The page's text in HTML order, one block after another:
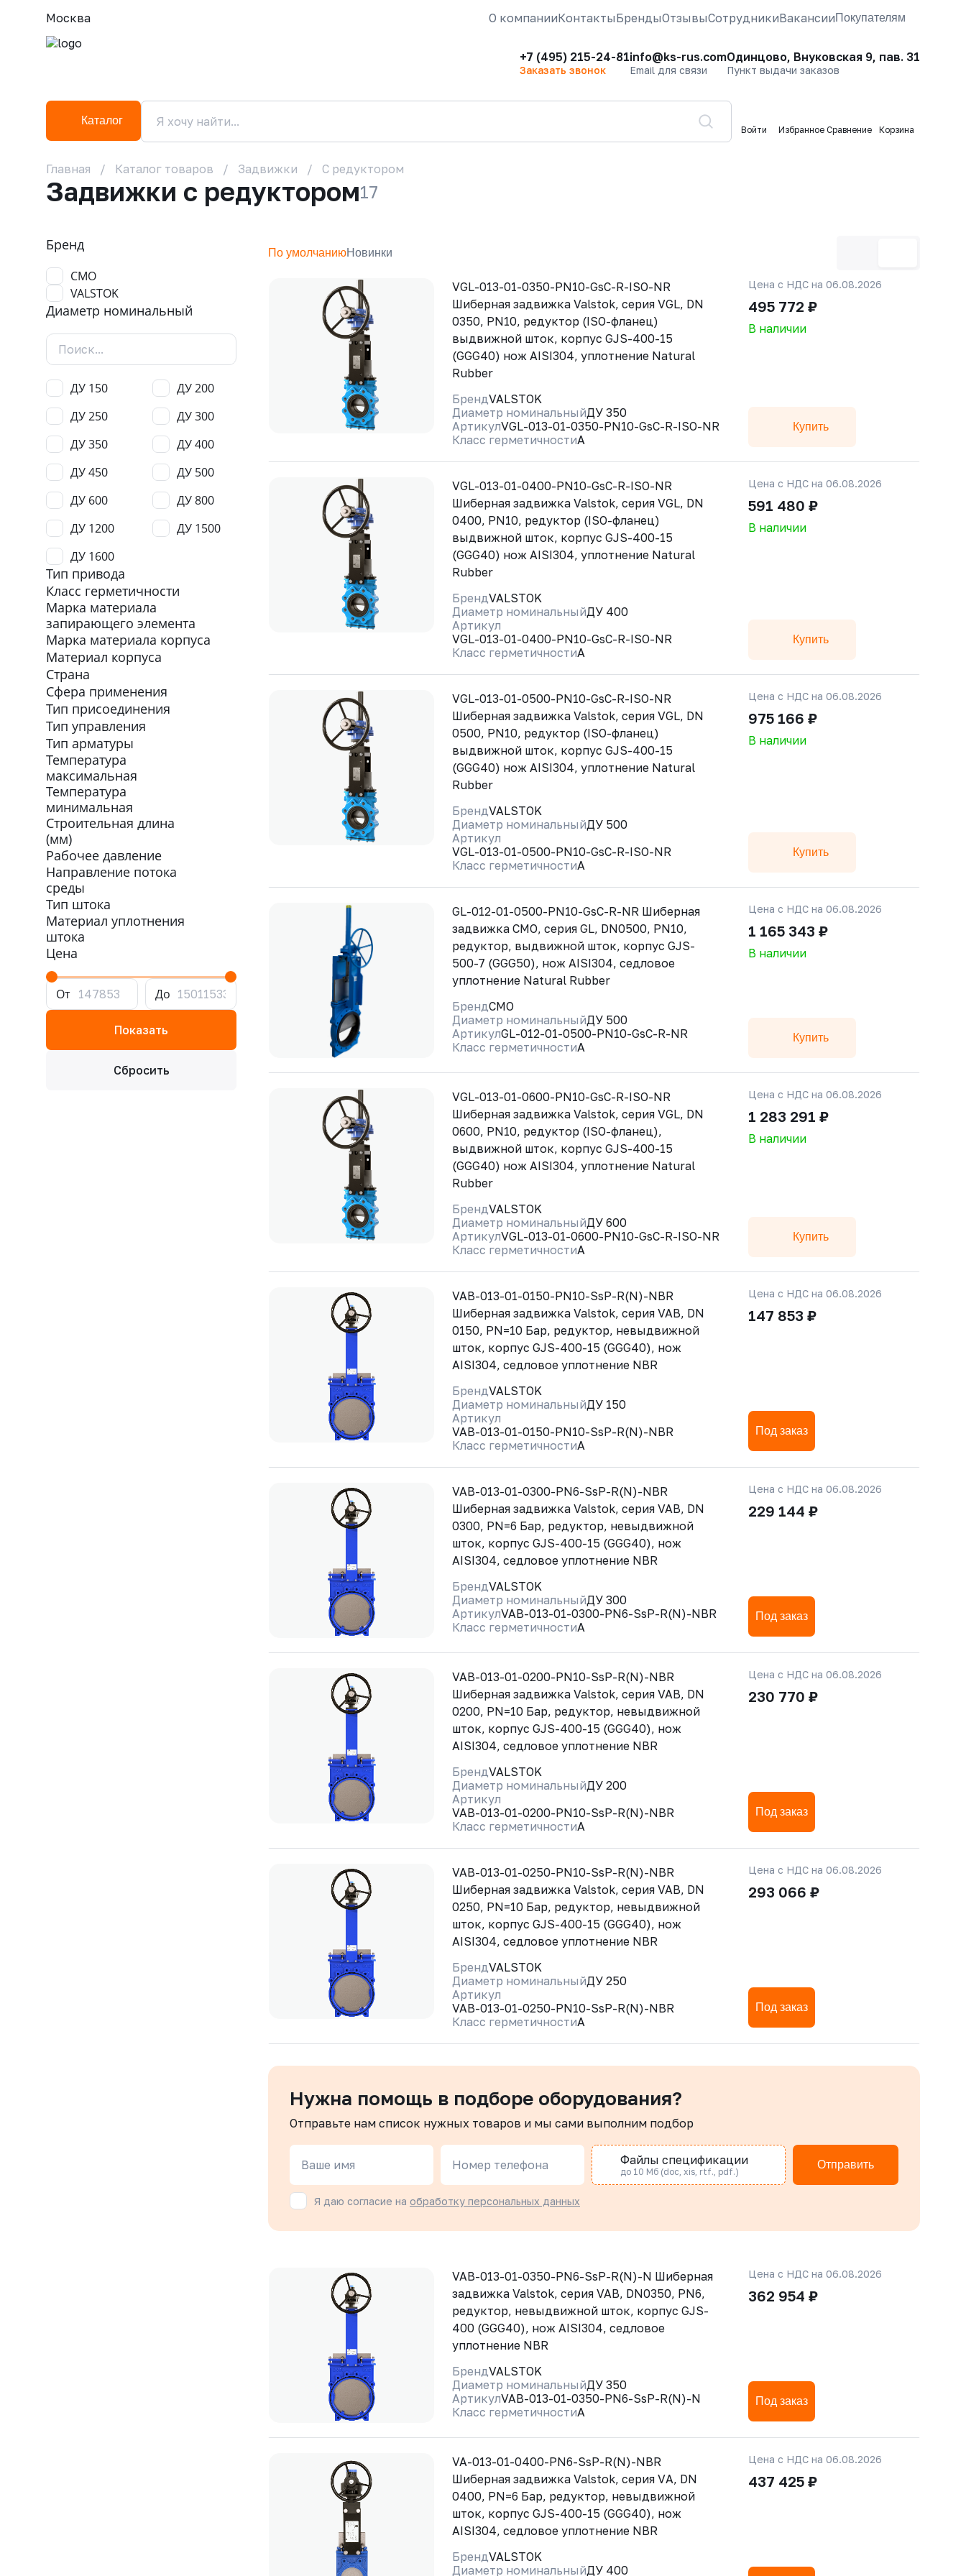
Москва О компанииКонтактыБрендыОтзывыСотрудникиВакансииПокупателям
+7 (495) 215-24-81
Заказать звонок
info@ks-rus.com
Email для связи
Одинцово, Внуковская 9, пав. 31
Пункт выдачи заказов
Каталог
Войти Избранное Сравнение Корзина
Главная Каталог товаров Задвижки С редуктором
Задвижки с редуктором17
Бренд
CMO
VALSTOK
Диаметр номинальный
ДУ 150
ДУ 200
ДУ 250
ДУ 300
ДУ 350
ДУ 400
ДУ 450
ДУ 500
ДУ 600
ДУ 800
ДУ 1200
ДУ 1500
ДУ 1600
Тип привода
Класс герметичности
Марка материала
запирающего элемента
Марка материала корпуса
Материал корпуса
Страна
Сфера применения
Тип присоединения
Тип управления
Тип арматуры
Температура
максимальная
Температура
минимальная
Строительная длина
(мм)
Рабочее давление
Направление потока
среды
Тип штока
Материал уплотнения
штока
Цена
От До
По умолчаниюНовинки
VGL-013-01-0350-PN10-GsC-R-ISO-NR
Шиберная задвижка Valstok, серия VGL, DN
0350, PN10, редуктор (ISO-фланец)
выдвижной шток, корпус GJS-400-15
(GGG40) нож AISI304, уплотнение Natural
Rubber
БрендVALSTOK
Диаметр номинальныйДУ 350
АртикулVGL-013-01-0350-PN10-GsC-R-ISO-NR
Класс герметичностиA
Цена с НДС на 06.08.2026
495 772 ₽
В наличии
Купить
VGL-013-01-0400-PN10-GsC-R-ISO-NR
Шиберная задвижка Valstok, серия VGL, DN
0400, PN10, редуктор (ISO-фланец)
выдвижной шток, корпус GJS-400-15
(GGG40) нож AISI304, уплотнение Natural
Rubber
БрендVALSTOK
Диаметр номинальныйДУ 400
Артикул
VGL-013-01-0400-PN10-GsC-R-ISO-NR
Класс герметичностиA
Цена с НДС на 06.08.2026
591 480 ₽
В наличии
Купить
VGL-013-01-0500-PN10-GsC-R-ISO-NR
Шиберная задвижка Valstok, серия VGL, DN
0500, PN10, редуктор (ISO-фланец)
выдвижной шток, корпус GJS-400-15
(GGG40) нож AISI304, уплотнение Natural
Rubber
БрендVALSTOK
Диаметр номинальныйДУ 500
Артикул
VGL-013-01-0500-PN10-GsC-R-ISO-NR
Класс герметичностиA
Цена с НДС на 06.08.2026
975 166 ₽
В наличии
Купить
GL-012-01-0500-PN10-GsC-R-NR Шиберная
задвижка CMO, серия GL, DN0500, PN10,
редуктор, выдвижной шток, корпус GJS-
500-7 (GGG50), нож AISI304, седловое
уплотнение Natural Rubber
БрендCMO
Диаметр номинальныйДУ 500
АртикулGL-012-01-0500-PN10-GsC-R-NR
Класс герметичностиA
Цена с НДС на 06.08.2026
1 165 343 ₽
В наличии
Купить
VGL-013-01-0600-PN10-GsC-R-ISO-NR
Шиберная задвижка Valstok, серия VGL, DN
0600, PN10, редуктор (ISO-фланец),
выдвижной шток, корпус GJS-400-15
(GGG40) нож AISI304, уплотнение Natural
Rubber
БрендVALSTOK
Диаметр номинальныйДУ 600
АртикулVGL-013-01-0600-PN10-GsC-R-ISO-NR
Класс герметичностиA
Цена с НДС на 06.08.2026
1 283 291 ₽
В наличии
Купить
VAB-013-01-0150-PN10-SsP-R(N)-NBR
Шиберная задвижка Valstok, серия VAB, DN
0150, PN=10 Бар, редуктор, невыдвижной
шток, корпус GJS-400-15 (GGG40), нож
AISI304, седловое уплотнение NBR
БрендVALSTOK
Диаметр номинальныйДУ 150
Артикул
VAB-013-01-0150-PN10-SsP-R(N)-NBR
Класс герметичностиA
Цена с НДС на 06.08.2026
147 853 ₽
Под заказ
VAB-013-01-0300-PN6-SsP-R(N)-NBR
Шиберная задвижка Valstok, серия VAB, DN
0300, PN=6 Бар, редуктор, невыдвижной
шток, корпус GJS-400-15 (GGG40), нож
AISI304, седловое уплотнение NBR
БрендVALSTOK
Диаметр номинальныйДУ 300
АртикулVAB-013-01-0300-PN6-SsP-R(N)-NBR
Класс герметичностиA
Цена с НДС на 06.08.2026
229 144 ₽
Под заказ
VAB-013-01-0200-PN10-SsP-R(N)-NBR
Шиберная задвижка Valstok, серия VAB, DN
0200, PN=10 Бар, редуктор, невыдвижной
шток, корпус GJS-400-15 (GGG40), нож
AISI304, седловое уплотнение NBR
БрендVALSTOK
Диаметр номинальныйДУ 200
Артикул
VAB-013-01-0200-PN10-SsP-R(N)-NBR
Класс герметичностиA
Цена с НДС на 06.08.2026
230 770 ₽
Под заказ
VAB-013-01-0250-PN10-SsP-R(N)-NBR
Шиберная задвижка Valstok, серия VAB, DN
0250, PN=10 Бар, редуктор, невыдвижной
шток, корпус GJS-400-15 (GGG40), нож
AISI304, седловое уплотнение NBR
БрендVALSTOK
Диаметр номинальныйДУ 250
Артикул
VAB-013-01-0250-PN10-SsP-R(N)-NBR
Класс герметичностиA
Цена с НДС на 06.08.2026
293 066 ₽
Под заказ
Нужна помощь в подборе оборудования?
Отправьте нам список нужных товаров и мы сами выполним подбор
Ваше имя Номер телефона Файлы спецификации
до 10 Мб (doc, xis, rtf., pdf.)
Отправить
Я даю согласие на обработку персональных данных
VAB-013-01-0350-PN6-SsP-R(N)-N Шиберная
задвижка Valstok, серия VAB, DN0350, PN6,
редуктор, невыдвижной шток, корпус GJS-
400 (GGG40), нож AISI304, седловое
уплотнение NBR
БрендVALSTOK
Диаметр номинальныйДУ 350
АртикулVAB-013-01-0350-PN6-SsP-R(N)-N
Класс герметичностиA
Цена с НДС на 06.08.2026
362 954 ₽
Под заказ
VA-013-01-0400-PN6-SsP-R(N)-NBR
Шиберная задвижка Valstok, серия VА, DN
0400, PN=6 Бар, редуктор, невыдвижной
шток, корпус GJS-400-15 (GGG40), нож
AISI304, седловое уплотнение NBR
БрендVALSTOK
Диаметр номинальныйДУ 400
Цена с НДС на 06.08.2026
437 425 ₽